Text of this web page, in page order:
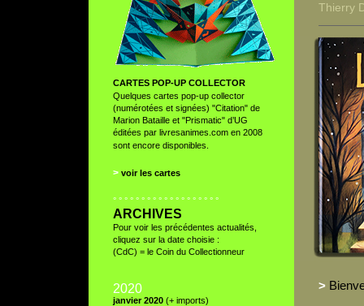
CARTES POP-UP COLLECTOR
Quelques cartes pop-up collector
(numérotées et signées) "Citation" de
Marion Bataille et "Prismatic" d’UG
éditées par livresanimes.com en 2008
sont encore disponibles.
>voir les cartes
° ° ° ° ° ° ° ° ° ° ° ° ° ° ° ° ° ° °
ARCHIVES
Pour voir les précédentes actualités,
cliquez sur la date choisie :
(CdC) = le Coin du Collectionneur
2020
janvier 2020(+ imports)
Thierry
>